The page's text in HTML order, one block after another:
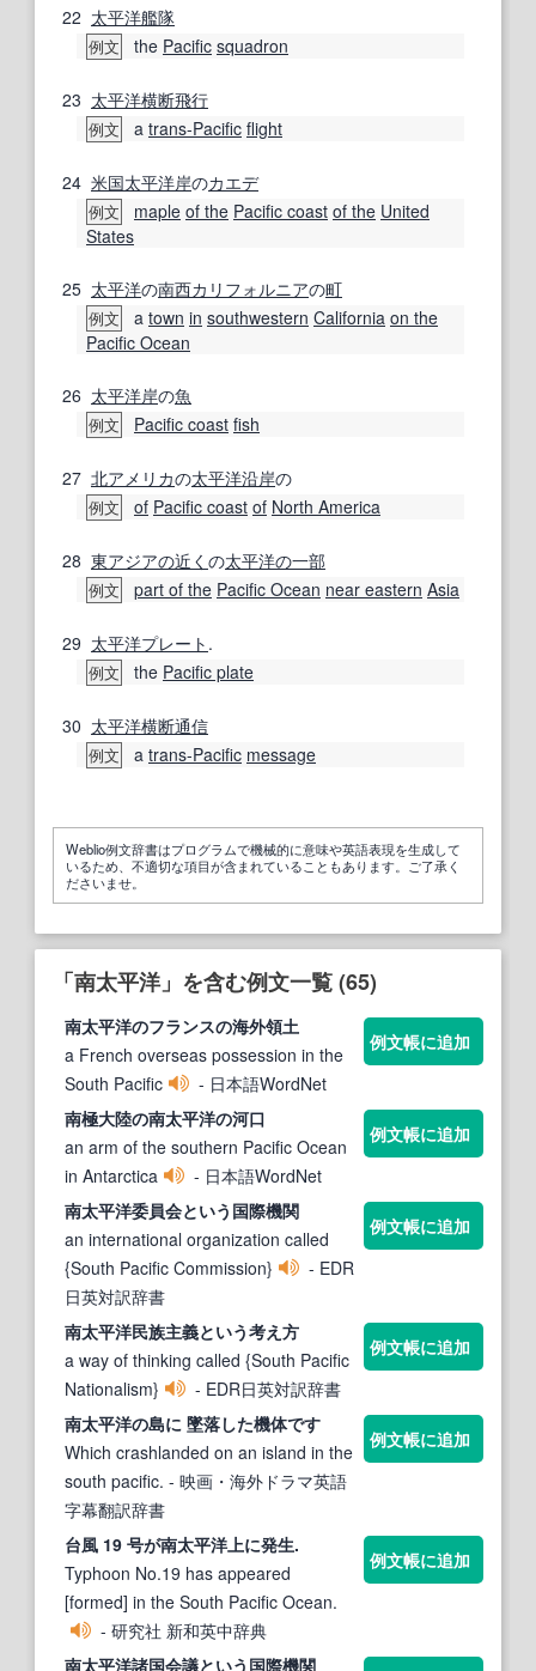
22 太平洋艦隊
例文 the Pacific squadron
23 太平洋横断飛行
例文 a trans-Pacific flight
24 米国太平洋岸のカエデ
例文 maple of the Pacific coast of the United
States
25 太平洋の南西カリフォルニアの町
例文 a town in southwestern California on the
Pacific Ocean
26 太平洋岸の魚
例文 Pacific coast fish
27 北アメリカの太平洋沿岸の
例文 of Pacific coast of North America
28 東アジアの近く の太平洋の一部
例文 part of the Pacific Ocean near eastern Asia
29 太平洋プレート .
例文 the Pacific plate
30 太平洋横断通信
例文 a trans-Pacific message
Weblio例文辞書はプログラムで機械的に意味や英語表現を生成して
いるため、不適切な項目が含まれていることもあります。ご了承く
ださいませ。
「南太平洋」を含む例文一覧 (65)
南太平洋のフランスの海外領土
a French overseas possession in the
South Pacific
- 日本語WordNet
例文帳に追加
南極大陸の南太平洋の河口
an arm of the southern Pacific Ocean
in Antarctica
- 日本語WordNet
例文帳に追加
南太平洋委員会という国際機関
an international organization called
{South Pacific Commission}
- EDR
日英対訳辞書
例文帳に追加
南太平洋民族主義という考え方
a way of thinking called {South Pacific
Nationalism}
- EDR日英対訳辞書
例文帳に追加
南太平洋の島に 墜落した機体です
Which crashlanded on an island in the
south pacific. - 映画・海外ドラマ英語
字幕翻訳辞書
例文帳に追加
台風 19 号が南太平洋 上に発生.
Typhoon No.19 has appeared
[formed] in the South Pacific Ocean.
- 研究社 新和英中辞典
例文帳に追加
南太平洋諸国会議という国際機関